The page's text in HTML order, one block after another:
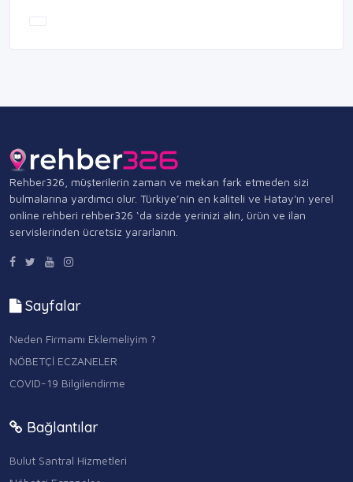
Rehber326, müşterilerin zaman ve mekan fark etmeden sizi
bulmalarına yardımcı olur. Türkiye’nin en kaliteli ve Hatay'ın yerel
online rehberi rehber326 ‘da sizde yerinizi alın, ürün ve ilan
servislerinden ücretsiz yararlanın.
Sayfalar
Neden Firmamı Eklemeliyim ?
NÖBETÇİ ECZANELER
COVID-19 Bilgilendirme
Bağlantılar
Bulut Santral Hizmetleri